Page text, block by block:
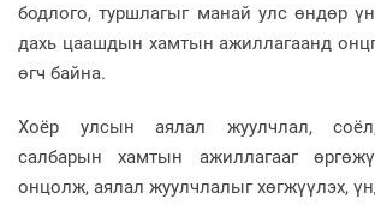
бодлого, туршлагыг манай улс өндөр
дахь цаашдын хамтын ажиллагаанд
өгч байна.
Хоёр улсын аялал жуулчлал,
салбарын хамтын ажиллагааг
онцолж, аялал жуулчлалыг хөгжүүлэх,